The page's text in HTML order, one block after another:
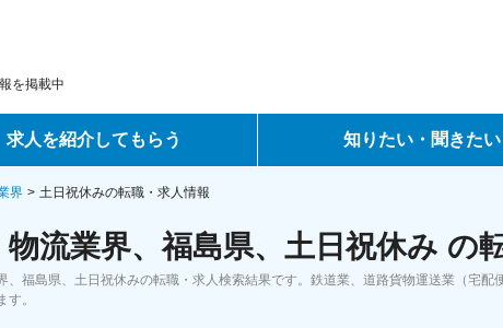
を掲載中
求人を紹介してもらう
ントサービス
サービス
ーエージェントサービス
知りたい・聞きたい
データで見る転職
界 土日祝休みの転職・求人情報
物流業界、福島県、土日祝休み の
、福島県、土日祝休みの転職・求人検索結果です。鉄道業、道路貨物運送業（宅
す。